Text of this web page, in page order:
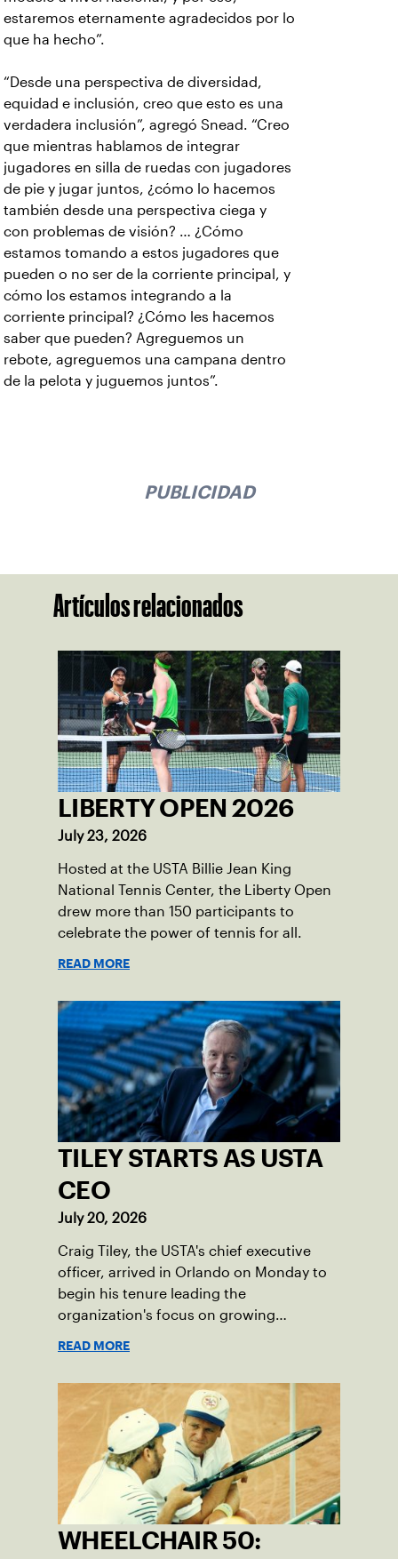
estaremos eternamente agradecidos por lo
que ha hecho”.
“Desde una perspectiva de diversidad,
equidad e inclusión, creo que esto es una
verdadera inclusión”, agregó Snead. “Creo
que mientras hablamos de integrar
jugadores en silla de ruedas con jugadores
de pie y jugar juntos, ¿cómo lo hacemos
también desde una perspectiva ciega y
con problemas de visión? … ¿Cómo
estamos tomando a estos jugadores que
pueden o no ser de la corriente principal, y
cómo los estamos integrando a la
corriente principal? ¿Cómo les hacemos
saber que pueden? Agreguemos un
rebote, agreguemos una campana dentro
de la pelota y juguemos juntos”.
PUBLICIDAD
Artículos relacionados
LIBERTY OPEN 2026
July 23, 2026
Hosted at the USTA Billie Jean King
National Tennis Center, the Liberty Open
drew more than 150 participants to
celebrate the power of tennis for all.
READ MORE
TILEY STARTS AS USTA
CEO
July 20, 2026
Craig Tiley, the USTA's chief executive
officer, arrived in Orlando on Monday to
begin his tenure leading the
organization's focus on growing
READ MORE
WHEELCHAIR 50: